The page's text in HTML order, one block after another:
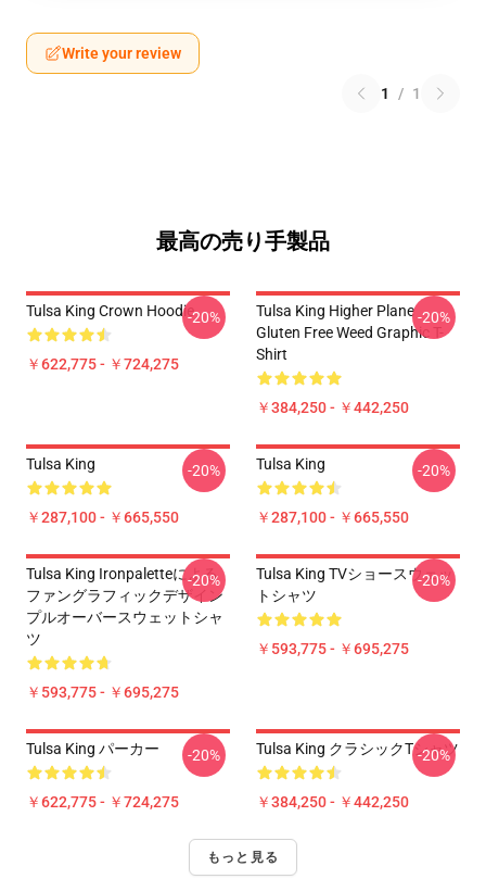
Write your review
1 / 1
最高の売り手製品
Tulsa King Crown Hoodie
￥622,775 - ￥724,275
-20%
Tulsa King Higher Plane
Gluten Free Weed Graphic T-
Shirt
￥384,250 - ￥442,250
-20%
Tulsa King
￥287,100 - ￥665,550
-20% Tulsa King
￥287,100 - ￥665,550
-20%
Tulsa King Ironpaletteによる
ファングラフィックデザイン
プルオーバースウェットシャ
ツ
￥593,775 - ￥695,275
-20%
Tulsa King TVショースウェッ
トシャツ
￥593,775 - ￥695,275
-20%
Tulsa King パーカー
￥622,775 - ￥724,275
-20% Tulsa King クラシックTシャツ
￥384,250 - ￥442,250
-20%
もっと見る